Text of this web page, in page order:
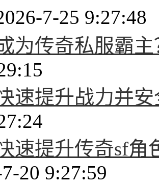
7-25 9:27:48
为传奇私服霸
速提升战力并
速提升传奇sf角
20 9:27:59